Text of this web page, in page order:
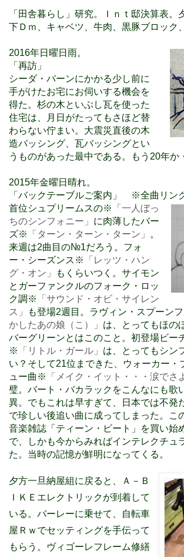
「田舎暮らし」研究。Ｉｎｔ邸決算表。
下Ｄｍ、キャベツ、牛肉、黒豚ブロック
2016年日曜日雨。
「再訪」
シーダ・バーンにかかる少し前に
手がけたお宅にお伺いする機会を
得た。杉の木といぶし瓦を使った
住宅は、月日がたってもさほど替
わらない佇まい。大震災直後の木
造バッシング、瓦バッシングとい
うものがあった最中である。もう20年か
2015年金曜日晴れ。
「バックテーブルご案内」 ※全曲リン
首位シュプリームスの※
「一人ぼっ
ちのシンフォニー」 に肉薄したバー
ズ※
「ターン・ターン・ターン」
。
来週は2曲目の№1だろう。フォ
ー・シーズンス※
「レッツ・ハン
グ・オン」
もくらいつく。サイモン
とガーファンクルのフォーク・ロッ
ク調※
「サウンド・オビ・サイレン
ス」
も登場2週目。ラヴィン・スプーン
かしたあの娘（こ）」 は、とってもほの
バーグリーンとはこのこと。初登場ビー
※
「リトル・ガール」 は、とってもシン
い？そして21位まできた、ウォーカー・
ュー曲※
「メイク・イット・・・涙でさ
璧。バート・バカラックをこんなにも歌
異。でもこれは早すぎて、日本では不発
で珍しい後追い曲に成ってしまった。こ
音楽雑誌「ティーン・ビート」を買い始
で、しかも今からみればインテレクチュ
た。当時の記憶が鮮明になってくる。
夕方一旦納屋組に戻ると、Ａ－Ｂ
ＩＫＥエレクトリックが到着して
いる。バーレーに乗せて、自転車
屋Ｒｗでセッティングを手伝って
もらう。ヴィゴーレフレーム修繕